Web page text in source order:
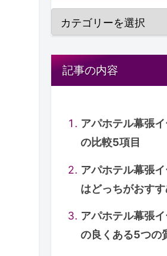
記事の内容
アパホテル幕張
の比較5項目
アパホテル幕張
はどっちがおすす
アパホテル幕張
の良くある5つの